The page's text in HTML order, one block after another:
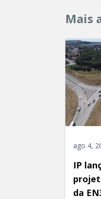
Mais
ago 4,
IP
da